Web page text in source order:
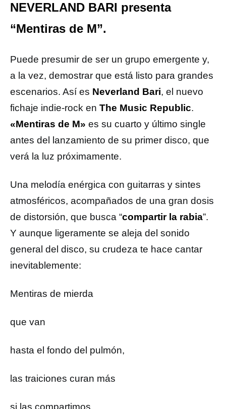
NEVERLAND BARI presenta
“Mentiras de M”.
Puede presumir de ser un grupo emergente y,
a la vez, demostrar que está listo para grandes
escenarios. Así es Neverland Bari, el nuevo
fichaje indie-rock en The Music Republic.
«Mentiras de M» es su cuarto y último single
antes del lanzamiento de su primer disco, que
verá la luz próximamente.
Una melodía enérgica con guitarras y sintes
atmosféricos, acompañados de una gran dosis
de distorsión, que busca “compartir la rabia”.
Y aunque ligeramente se aleja del sonido
general del disco, su crudeza te hace cantar
inevitablemente:
Mentiras de mierda
que van
hasta el fondo del pulmón,
las traiciones curan más
si las compartimos